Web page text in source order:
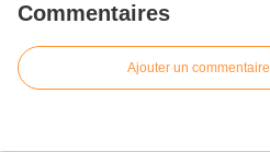
Commentaires
Ajouter un commentaire